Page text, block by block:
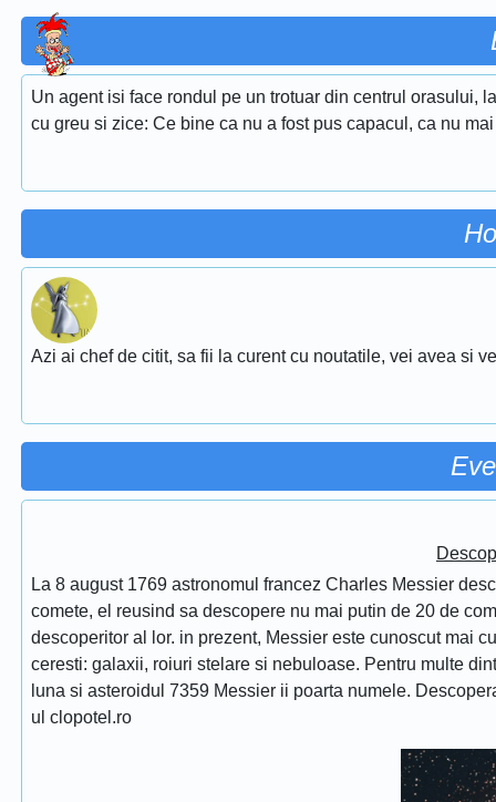
Un agent isi face rondul pe un trotuar din centrul orasului,
cu greu si zice: Ce bine ca nu a fost pus capacul, ca nu
Azi ai chef de citit, sa fii la curent cu noutatile, vei avea si
La 8 august 1769 astronomul francez Charles Messier
comete, el reusind sa descopere nu mai putin de 20 de
descoperitor al lor. in prezent, Messier este cunoscut mai
ceresti: galaxii, roiuri stelare si nebuloase. Pentru multe
luna si asteroidul 7359 Messier ii poarta numele.
ul clopotel.ro